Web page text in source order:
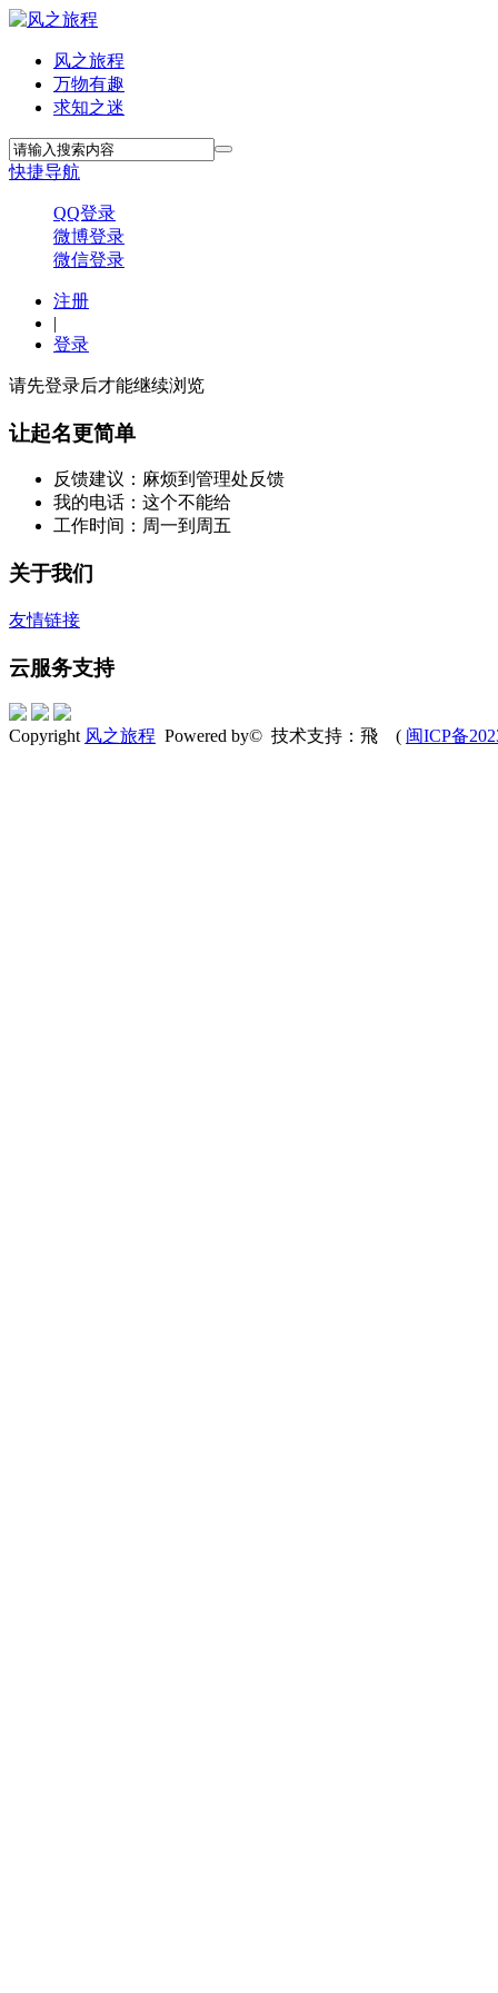
风之旅程
万物有趣
求知之迷
快捷导航
QQ登录
微博登录
微信登录
注册
|
登录
请先登录后才能继续浏览
让起名更简单
反馈建议：麻烦到管理处反馈
我的电话：这个不能给
工作时间：周一到周五
关于我们
友情链接
云服务支持
Copyright 风之旅程 Powered by© 技术支持：飛 ( 闽ICP备